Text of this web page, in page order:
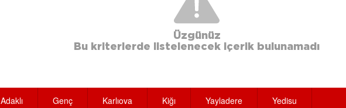
Üzgünüz
Bu kriterlerde listelenecek içerik bulunamadı
Adaklı Genç Karlıova Kiğı Yayladere Yedisu